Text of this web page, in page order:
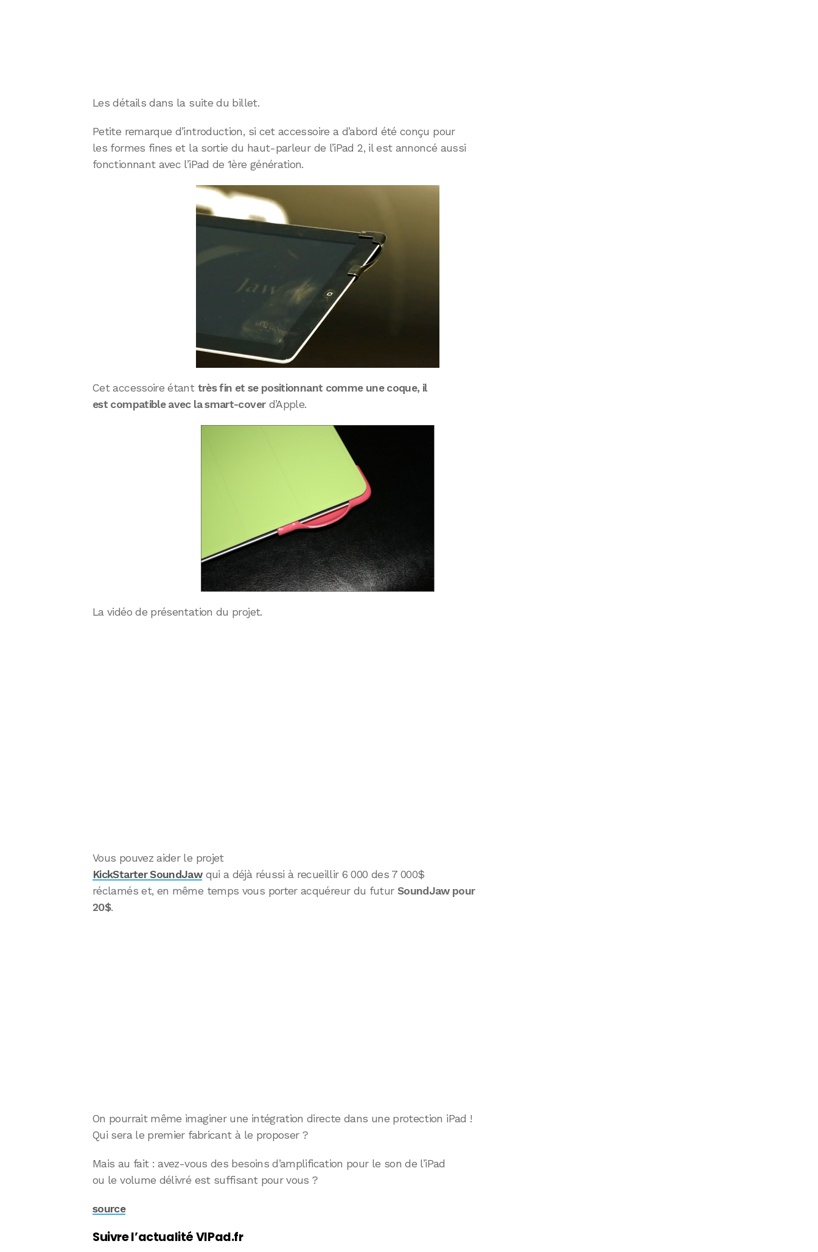
Les détails dans la suite du billet.
Petite remarque d’introduction, si cet accessoire a d’abord été conçu pour
les formes fines et la sortie du haut-parleur de l’iPad 2, il est annoncé aussi
fonctionnant avec l’iPad de 1ère génération.
Cet accessoire étant très fin et se positionnant comme une coque, il
est compatible avec la smart-coverd’Apple.
La vidéo de présentation du projet.
Vous pouvez aider le projet
KickStarter SoundJawqui a déjà réussi à recueillir 6 000 des 7 000$
réclamés et, en même temps vous porter acquéreur du futur SoundJaw pour
20$.
On pourrait même imaginer une intégration directe dans une protection iPad !
Qui sera le premier fabricant à le proposer ?
Mais au fait : avez-vous des besoins d’amplification pour le son de l’iPad
ou le volume délivré est suffisant pour vous ?
source
Suivre l’actualité VIPad.fr